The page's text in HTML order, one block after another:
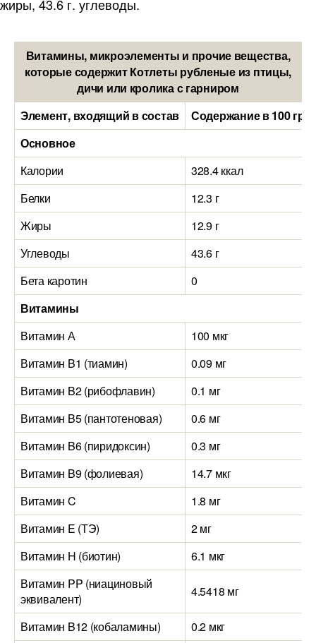
жиры, 43.6 г. углеводы.
Витамины, микроэлементы и прочие вещества,
которые содержит Котлеты рубленые из птицы,
дичи или кролика с гарниром
Элемент, входящий в состав
Содержание в 100
Основное
Калории
328.4 ккал
Белки
12.3 г
Жиры
12.9 г
Углеводы
43.6 г
Бета каротин
0
Витамины
Витамин А
100 мкг
Витамин B1 (тиамин)
0.09 мг
Витамин B2 (рибофлавин)
0.1 мг
Витамин B5 (пантотеновая)
0.6 мг
Витамин B6 (пиридоксин)
0.3 мг
Витамин B9 (фолиевая)
14.7 мкг
Витамин C
1.8 мг
Витамин E (ТЭ)
2 мг
Витамин H (биотин)
6.1 мкг
Витамин PP (ниациновый
эквивалент)
4.5418 мг
Витамин B12 (кобаламины)
0.2 мкг